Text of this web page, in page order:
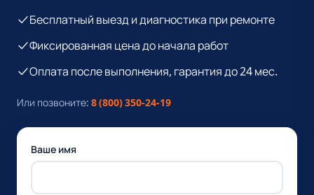
Бесплатный выезд и диагностика при ремонте
Фиксированная цена до начала работ
Оплата после выполнения, гарантия до 24 мес.
Или позвоните: 8 (800) 350-24-19
Ваше имя